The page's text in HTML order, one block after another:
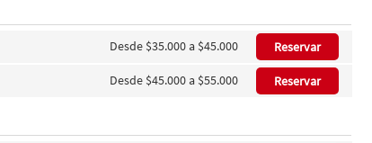
Desde $35.000 a $45.000 Reservar
Desde $45.000 a $55.000 Reservar